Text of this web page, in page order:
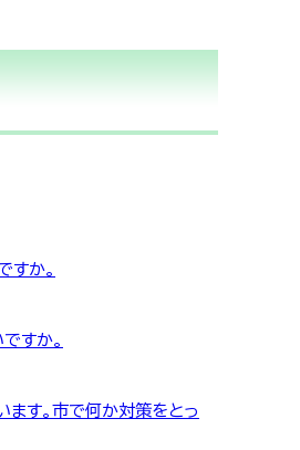
すか。
すか。
す。市で何か対策をとっ